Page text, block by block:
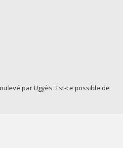
par Ugyès. Est-ce possible de